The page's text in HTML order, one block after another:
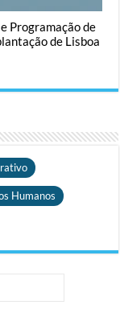
Programação de
de Lisboa
Humanos